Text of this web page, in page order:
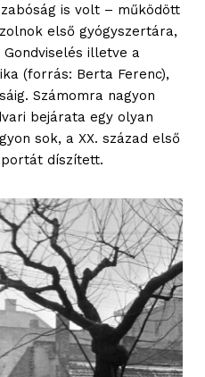
is volt – működött
első gyógyszertára,
illetve a
(forrás: Berta Ferenc),
Számomra nagyon
bejárata egy olyan
sok, a XX. század első
díszített.